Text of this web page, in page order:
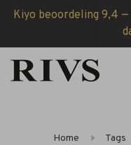
Kiyo beoordeling 9,4
Home Tags